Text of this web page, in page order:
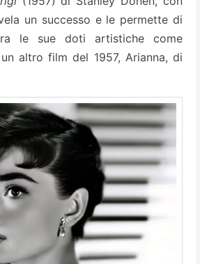
un successo e le permette di
le sue doti artistiche come
altro film del 1957, Arianna, di